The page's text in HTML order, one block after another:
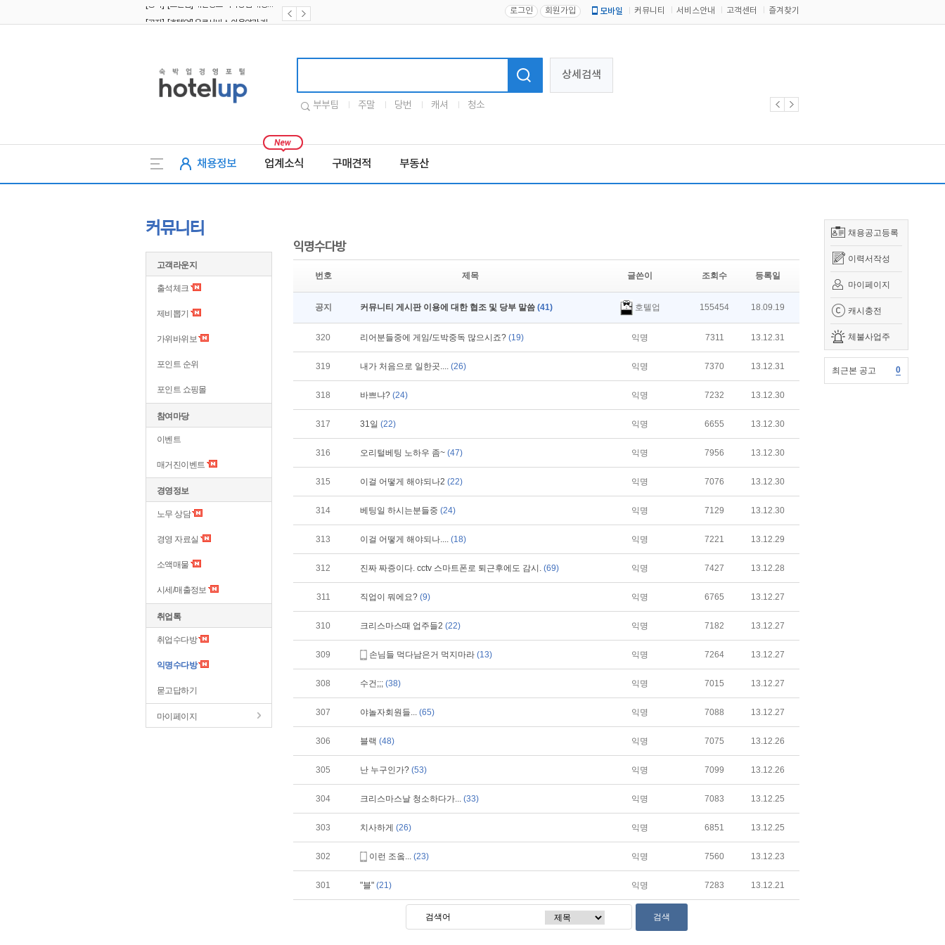
로그인 회원가입 모바일 커뮤니티 서비스안내 고객센터 즐겨찾기
상세검색
부부팀 주말 당번 캐셔 청소
채용정보 업계소식 구매견적 부동산
채용공고등록
이력서작성
마이페이지
캐시충전
체불사업주
최근본 공고 0
커뮤니티
고객라운지
출석체크
제비뽑기
가위바위보
포인트 순위
포인트 쇼핑몰
참여마당
이벤트
매거진이벤트
경영정보
노무 상담
경영 자료실
소액매물
시세/매출정보
취업톡
취업수다방
익명수다방
묻고답하기
마이페이지
익명수다방
번호 제목 글쓴이 조회수 등록일
공지 커뮤니티 게시판 이용에 대한 협조 및 당부 말씀 (41) 호텔업 155454 18.09.19
320 리어분들중에 게임/도박중독 많으시죠? (19) 익명 7311 13.12.31
319 내가 처음으로 일한곳.... (26) 익명 7370 13.12.31
318 바쁘냐? (24) 익명 7232 13.12.30
317 31일 (22) 익명 6655 13.12.30
316 오리털베팅 노하우 좀~ (47) 익명 7956 13.12.30
315 이걸 어떻게 해야되나2 (22) 익명 7076 13.12.30
314 베팅일 하시는분들중 (24) 익명 7129 13.12.30
313 이걸 어떻게 해야되나.... (18) 익명 7221 13.12.29
312 진짜 짜증이다. cctv 스마트폰로 퇴근후에도 감시. (69) 익명 7427 13.12.28
311 직업이 뭐에요? (9) 익명 6765 13.12.27
310 크리스마스때 업주들2 (22) 익명 7182 13.12.27
309 손님들 먹다남은거 먹지마라 (13) 익명 7264 13.12.27
308 수건;;; (38) 익명 7015 13.12.27
307 야놀자회원들... (65) 익명 7088 13.12.27
306 블랙 (48) 익명 7075 13.12.26
305 난 누구인가? (53) 익명 7099 13.12.26
304 크리스마스날 청소하다가... (33) 익명 7083 13.12.25
303 치사하게 (26) 익명 6851 13.12.25
302 이런 조옼... (23) 익명 7560 13.12.23
301 "블" (21) 익명 7283 13.12.21